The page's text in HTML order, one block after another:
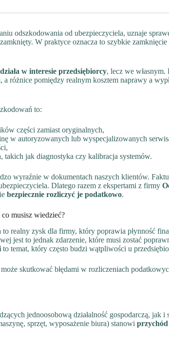
odszkodowania od ubezpieczyciela, uznaje
W praktyce oznacza to szybkie
w interesie przedsiębiorcy, lecz we
, a różnice pomiędzy realnym kosztem naprawy a
to:
części zamiast oryginalnych,
w autoryzowanych lub wyspecjalizowanych
jak diagnostyka czy kalibracja systemów.
wyraźnie w dokumentach naszych klientów.
Dlatego razem z ekspertami z firmy
bezpiecznie rozliczyć je podatkowo.
musisz wiedzieć?
to realny zysk dla firmy, który poprawia płynność
jest to jednak zdarzenie, które musi zostać
to temat, który często budzi wątpliwości u
skutkować błędami w rozliczeniach
jednoosobową działalność gospodarczą, jak i
sprzęt, wyposażenie biura) stanowi